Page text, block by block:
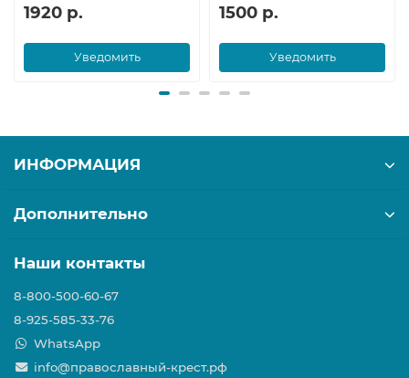
1920 р.
Уведомить
1500 р.
Уведомить
ИНФОРМАЦИЯ
Дополнительно
Наши контакты
8-800-500-60-67
8-925-585-33-76
WhatsApp
info@православный-крест.рф